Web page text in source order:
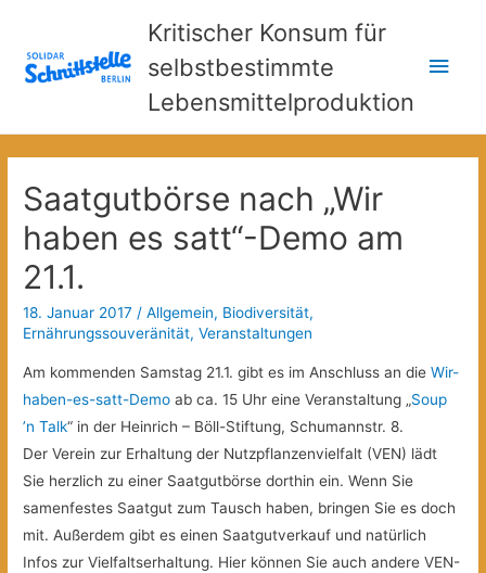
Kritischer Konsum für
selbstbestimmte
Lebensmittelproduktion
Saatgutbörse nach „Wir
haben es satt“-Demo am
21.1.
18. Januar 2017 /Allgemein, Biodiversität,
Ernährungssouveränität,Veranstaltungen
Am kommenden Samstag 21.1. gibt es im Anschluss an dieWir-
haben-es-satt-Demo ab ca. 15 Uhr eine Veranstaltung „Soup
’n Talk“ in der Heinrich – Böll-Stiftung, Schumannstr. 8.
Der Verein zur Erhaltung der Nutzpflanzenvielfalt (VEN) lädt
Sie herzlich zu einer Saatgutbörse dorthin ein. Wenn Sie
samenfestes Saatgut zum Tausch haben, bringen Sie es doch
mit. Außerdem gibt es einen Saatgutverkauf und natürlich
Infos zur Vielfaltserhaltung. Hier können Sie auch andere VEN-